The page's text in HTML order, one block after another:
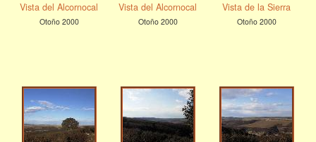
Vista del Alcornocal
Otoño 2000
Vista del Alcornocal
Otoño 2000
Vista de la Sierra
Otoño 2000